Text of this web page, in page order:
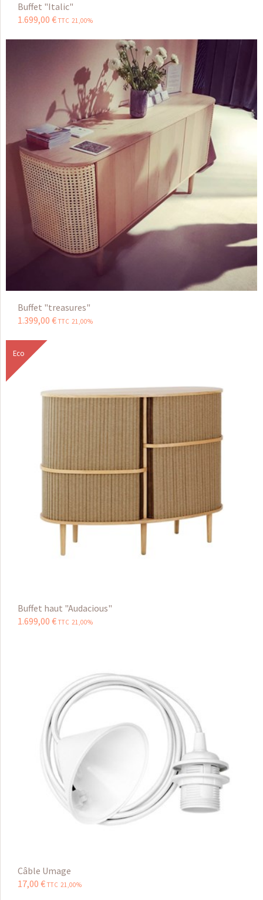
Buffet "Italic"
1.699,00 € TTC 21,00%
Buffet "treasures"
1.399,00 € TTC 21,00%
Eco
Buffet haut "Audacious"
1.699,00 € TTC 21,00%
Câble Umage
17,00 € TTC 21,00%